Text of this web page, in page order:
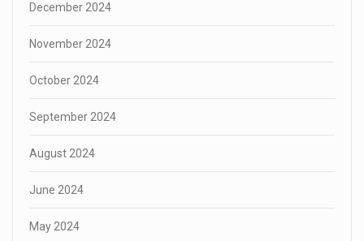
December 2024
November 2024
October 2024
September 2024
August 2024
June 2024
May 2024